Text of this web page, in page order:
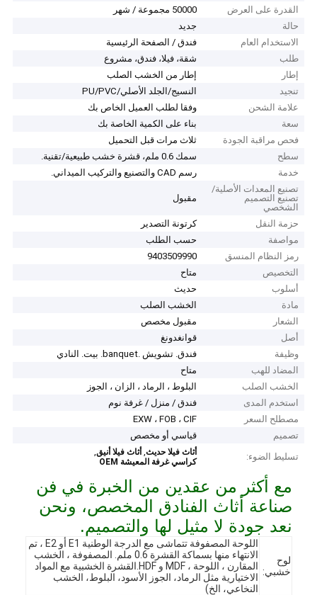
القدرة على العرض
50000 مجموعة / شهر
حالة
جديد
الاستخدام العام
فندق / الصفحة الرئيسية
طلب
شقة، فيلا، فندق، مشروع
إطار
إطار من الخشب الصلب
تنجيد
النسيج/الجلد الأصلي/PU/PVC
علامة الشحن
وفقا لطلب العميل الخاص بك
سعة
بناء على الكمية الخاصة بك
فحص مراقبة الجودة
ثلاث مرات قبل التحميل
سطح
سمك 0.6 ملم، قشرة خشب طبيعية/تقنية.
خدمة
رسم CAD والتصنيع والتركيب الميداني.
تصنيع المعدات الأصلية/
تصنيع التصميم
الشخصي
مقبول
حزمة النقل
كرتونة التصدير
مواصفة
حسب الطلب
رمز النظام المنسق
9403509990
التخصيص
متاح
أسلوب
حديث
مادة
الخشب الصلب
الشعار
مقبول مخصص
أصل
قوانغدونغ
وظيفة
فندق. تشويش .banquet. بيت. النادي
المضاد للهب
متاح
الخشب الصلب
البلوط ، الرماد ، الزان ، الجوز
استخدم المدى
فندق / منزل / غرفة نوم
مصطلح السعر
EXW ، FOB ، CIF
تصميم
قياسي أو مخصص
تسليط الضوء:
أثاث فيلا حديث,أثاث فيلا أنيق,
كراسي غرفة المعيشة OEM
مع أكثر من عقدين من الخبرة في فن
صناعة أثاث الفنادق المخصص، ونحن
نعد جودة لا مثيل لها والتصميم.
لوح
خشبي:
اللوحة المصفوفة تتماشى مع الدرجة الوطنية E1 أو E2 ، تم
الانتهاء منها بسماكة القشرة 0.6 ملم. المصفوفة ، الخشب
المقارن ، اللوحة ، MDF و HDF.القشرة الخشبية مع المواد
الاختيارية مثل الرماد، الجوز الأسود، البلوط، الخشب
النخاعي، الخ)